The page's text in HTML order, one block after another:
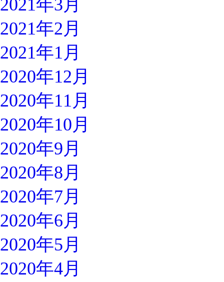
2021年3月
2021年2月
2021年1月
2020年12月
2020年11月
2020年10月
2020年9月
2020年8月
2020年7月
2020年6月
2020年5月
2020年4月